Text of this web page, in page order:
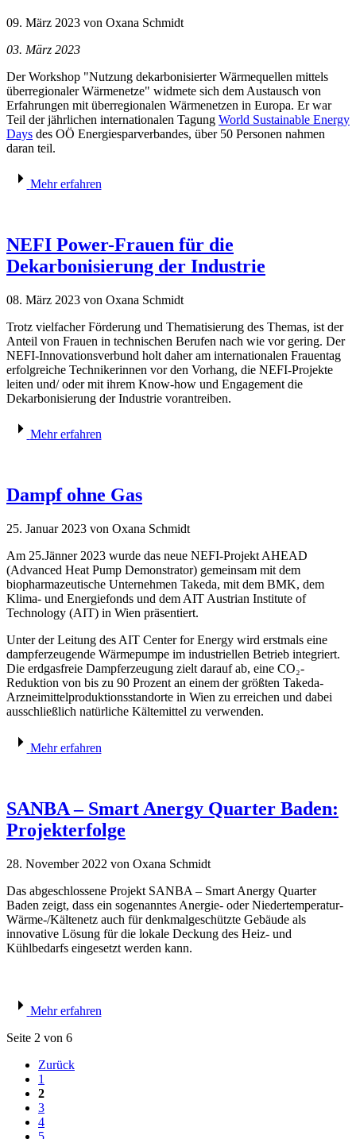
09. März 2023 von Oxana Schmidt
03. März 2023
Der Workshop "Nutzung dekarbonisierter Wärmequellen mittels
überregionaler Wärmenetze" widmete sich dem Austausch von
Erfahrungen mit überregionalen Wärmenetzen in Europa. Er war
Teil der jährlichen internationalen Tagung World Sustainable Energy
Days des OÖ Energiesparverbandes, über 50 Personen nahmen
daran teil.
Mehr erfahren
NEFI Power-Frauen für die
Dekarbonisierung der Industrie
08. März 2023 von Oxana Schmidt
Trotz vielfacher Förderung und Thematisierung des Themas, ist der
Anteil von Frauen in technischen Berufen nach wie vor gering. Der
NEFI-Innovationsverbund holt daher am internationalen Frauentag
erfolgreiche Technikerinnen vor den Vorhang, die NEFI-Projekte
leiten und/ oder mit ihrem Know-how und Engagement die
Dekarbonisierung der Industrie vorantreiben.
Mehr erfahren
Dampf ohne Gas
25. Januar 2023 von Oxana Schmidt
Am 25.Jänner 2023 wurde das neue NEFI-Projekt AHEAD
(Advanced Heat Pump Demonstrator) gemeinsam mit dem
biopharmazeutische Unternehmen Takeda, mit dem BMK, dem
Klima- und Energiefonds und dem AIT Austrian Institute of
Technology (AIT) in Wien präsentiert.
Unter der Leitung des AIT Center for Energy wird erstmals eine
dampferzeugende Wärmepumpe im industriellen Betrieb integriert.
Die erdgasfreie Dampferzeugung zielt darauf ab, eine CO₂-
Reduktion von bis zu 90 Prozent an einem der größten Takeda-
Arzneimittelproduktionsstandorte in Wien zu erreichen und dabei
ausschließlich natürliche Kältemittel zu verwenden.
Mehr erfahren
SANBA – Smart Anergy Quarter Baden:
Projekterfolge
28. November 2022 von Oxana Schmidt
Das abgeschlossene Projekt SANBA – Smart Anergy Quarter
Baden zeigt, dass ein sogenanntes Anergie- oder Niedertemperatur-
Wärme-/Kältenetz auch für denkmalgeschützte Gebäude als
innovative Lösung für die lokale Deckung des Heiz- und
Kühlbedarfs eingesetzt werden kann.
Mehr erfahren
Seite 2 von 6
Zurück
1
2
3
4
5